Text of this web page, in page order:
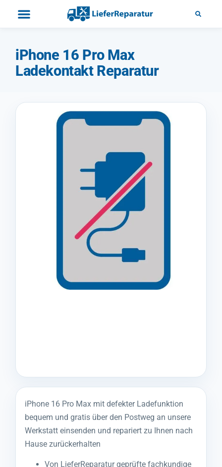
iPhone 16 Pro Max
Ladekontakt Reparatur
iPhone 16 Pro Max mit defekter Ladefunktion
bequem und gratis über den Postweg an unsere
Werkstatt einsenden und repariert zu Ihnen nach
Hause zurückerhalten
Von LieferReparatur geprüfte fachkundige